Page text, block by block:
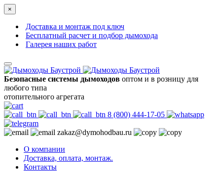
×
Доставка и монтаж под ключ
Бесплатный расчет и подбор дымохода
Галерея наших работ
Безопасные системы дымоходов оптом и в розницу для
любого типа
отопительного агрегата
8 (800) 444-17-05
zakaz@dymohodbau.ru
О компании
Доставка, оплата, монтаж.
Контакты